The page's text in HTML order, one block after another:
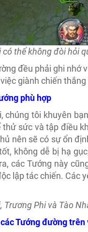
thể không đòi hỏi
đều phải ghi nhớ
giành chiến
phù hợp
chúng tôi khuyên
thử sức và tập điều
nên sẽ có sự ổn
không dễ bị hạ
các Tướng này
lập tác chiến. Các
Trương Phi và Tào
Tướng đường